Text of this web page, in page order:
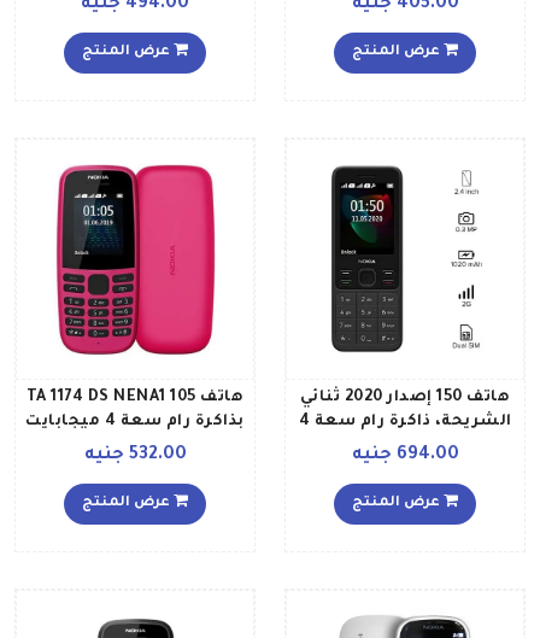
405.00 جنيه
عرض المنتج
494.00 جنيه
عرض المنتج
هاتف 150 إصدار 2020 ثنائي
الشريحة، ذاكرة رام سعة 4
694.00 جنيه
عرض المنتج
هاتف 105 TA 1174 DS NENA1
بذاكرة رام سعة 4 ميجابايت
ثنائي الشريحة بلون وردي
532.00 جنيه
عرض المنتج